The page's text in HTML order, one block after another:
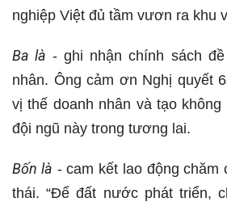
nghiệp Việt đủ tầm vươn ra khu
Ba là - ghi nhận chính sách
nhân. Ông cảm ơn Nghị quyết
vị thế doanh nhân và tạo
đội ngũ này trong tương lai.
Bốn là - cam kết lao động chăm
thái. “Để đất nước phát triển,